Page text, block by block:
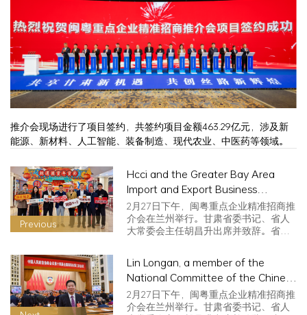
推介会现场进行了项目签约，共签约项目金额463.29亿元，涉及新
能源、新材料、人工智能、装备制造、现代农业、中医药等领域。
Previous
Hcci and the Greater Bay Area
Import and Export Business
Association jointly organized the
"Building a Better Life" activity to
help domestic products expand
2月27日下午，闽粤重点企业精准招商推
介会在兰州举行。甘肃省委书记、省人
大常委会主任胡昌升出席并致辞。省政
Lin Longan, a member of the
National Committee of the Chinese
People's Political Consultative
Conference of Hong Kong and
2月27日下午，闽粤重点企业精准招商推
介会在兰州举行。甘肃省委书记、省人